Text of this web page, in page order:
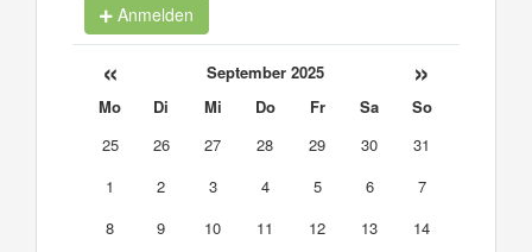
Anmelden
« September 2025 »
Mo Di Mi Do Fr Sa
So
25
26 27 28 29 30
31
1
2 3 4 5 6
7
8
9 10 11 12 13
14